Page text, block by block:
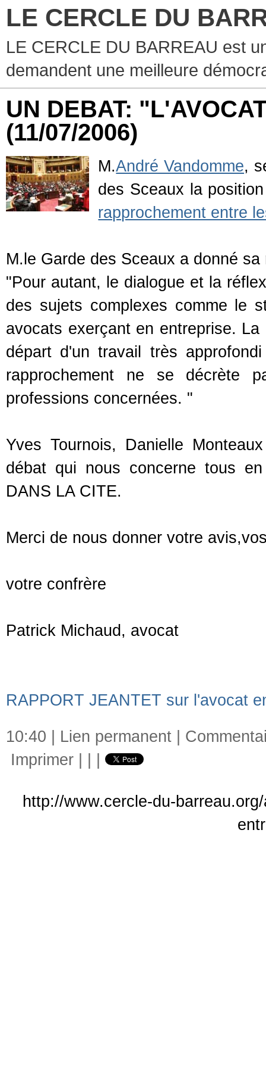
LE CERCLE DU
LE CERCLE DU BARREAU est
demandent une meilleure
UN DEBAT:
(11/07/2006)
M.André Vandomme,
des Sceaux la
rapprochement entre
M.le Garde des Sceaux a donné
"Pour autant, le dialogue et la
des sujets complexes comme le
avocats exerçant en entreprise.
départ d'un travail très
rapprochement ne se décrète
professions concernées. "
Yves Tournois, Danielle
débat qui nous concerne tous
DANS LA CITE.
Merci de nous donner votre
votre confrère
Patrick Michaud, avocat
RAPPORT JEANTET sur l'avocat
10:40 | Lien permanent
Imprimer
http://www.cercle-du-